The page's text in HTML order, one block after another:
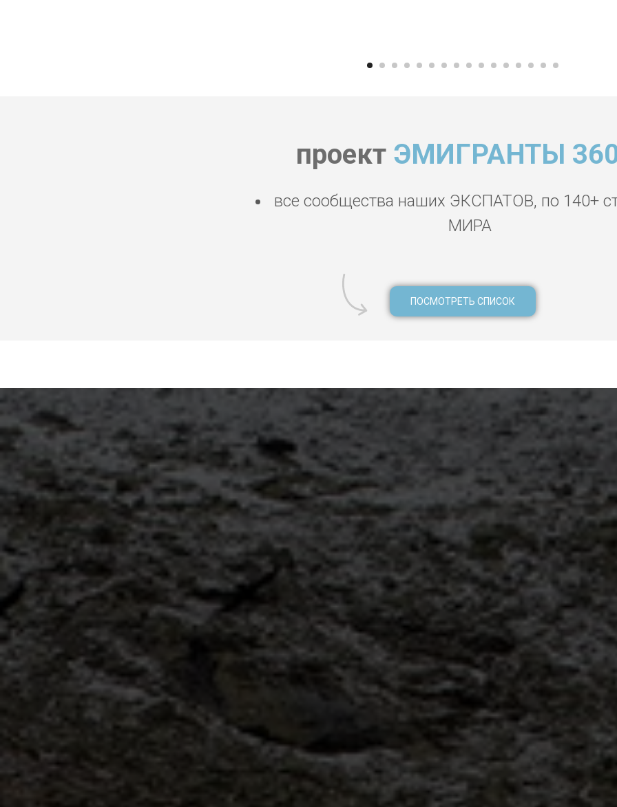
проект ЭМИГРАНТЫ
все сообщества наших ЭКСПАТОВ, по 140+
МИРА
ПОСМОТРЕТЬ СПИСОК